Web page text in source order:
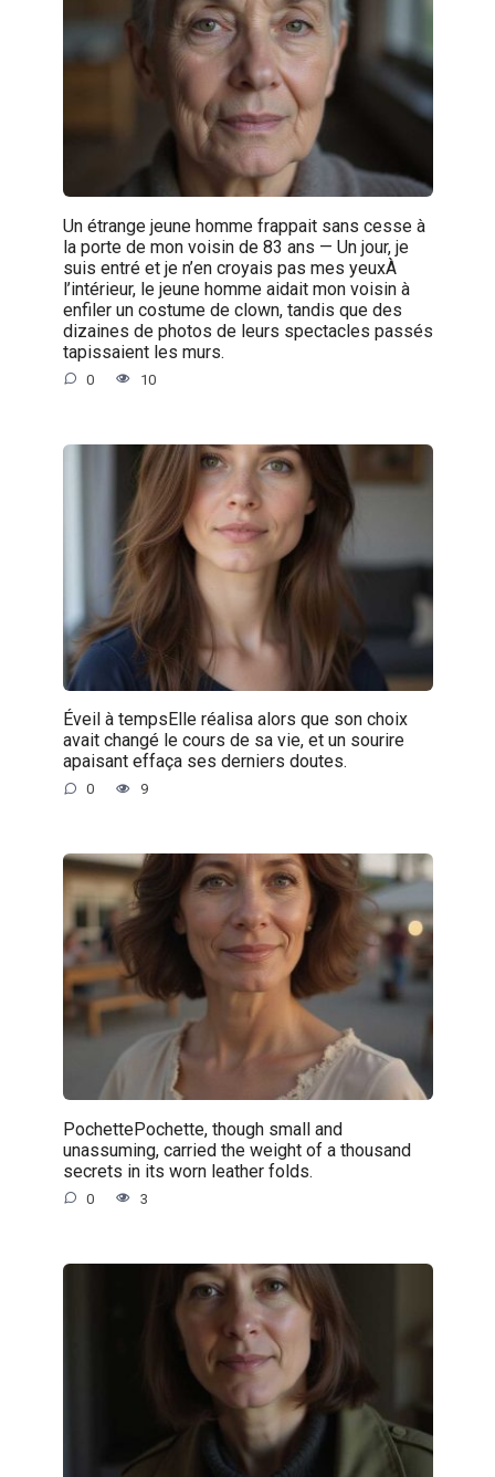
Un étrange jeune homme frappait sans cesse à
la porte de mon voisin de 83 ans — Un jour, je
suis entré et je n’en croyais pas mes yeuxÀ
l’intérieur, le jeune homme aidait mon voisin à
enfiler un costume de clown, tandis que des
dizaines de photos de leurs spectacles passés
tapissaient les murs.
0 10
Éveil à tempsElle réalisa alors que son choix
avait changé le cours de sa vie, et un sourire
apaisant effaça ses derniers doutes.
0 9
PochettePochette, though small and
unassuming, carried the weight of a thousand
secrets in its worn leather folds.
0 3